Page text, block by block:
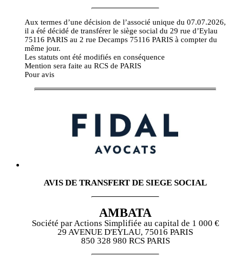
Aux termes d’une décision de l’associé unique du 07.07.2026,
il a été décidé de transférer le siège social du 29 rue d’Eylau
75116 PARIS au 2 rue Decamps 75116 PARIS à compter du
même jour.
Les statuts ont été modifiés en conséquence
Mention sera faite au RCS de PARIS
Pour avis
AVIS DE TRANSFERT DE SIEGE SOCIAL
AMBATA
Société par Actions Simplifiée au capital de 1 000 €
29 AVENUE D'EYLAU, 75016 PARIS
850 328 980 RCS PARIS